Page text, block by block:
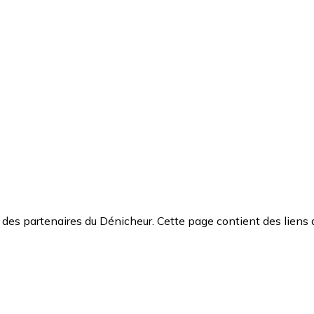
partenaires du Dénicheur. Cette page contient des